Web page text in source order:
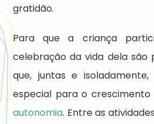
gratidão.
Para que a criança
celebração da vida dela são
que, juntas e
especial para o crescimento
autonomia. Entre as